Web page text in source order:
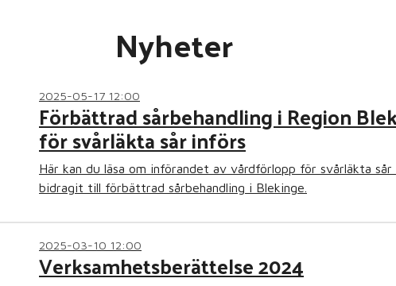
Nyheter
2025-05-17 12:00
Förbättrad sårbehandling i Region
för svårläkta sår införs
Här kan du läsa om införandet av vårdförlopp för svårläkta
bidragit till förbättrad sårbehandling i Blekinge.
2025-03-10 12:00
Verksamhetsberättelse 2024